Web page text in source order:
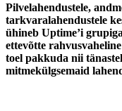
Pilvelahendustele,
tarkvaralahendustele
ühineb Uptime’i
ettevõtte
toel pakkuda nii
mitmekülgsemaid